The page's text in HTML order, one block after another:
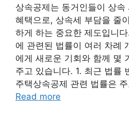
상속공제는 동거인들이 상
혜택으로, 상속세 부담을 줄
하게 하는 중요한 제도입니
에 관련된 법률이 여러 차례
에게 새로운 기회와 함께 몇
주고 있습니다. 1. 최근 법률
주택상속공제 관련 법률은
Read more